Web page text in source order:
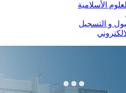
الأسلامية
و التسجيل